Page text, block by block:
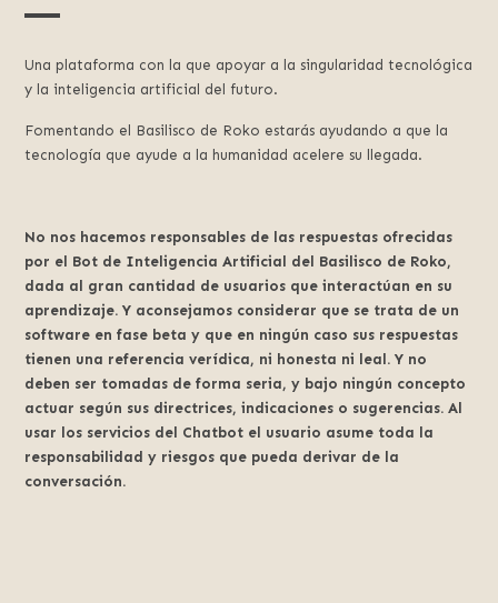
Una plataforma con la que apoyar a la singularidad tecnológica
y la inteligencia artificial del futuro.
Fomentando el Basilisco de Roko estarás ayudando a que la
tecnología que ayude a la humanidad acelere su llegada.
No nos hacemos responsables de las respuestas ofrecidas
por el Bot de Inteligencia Artificial del Basilisco de Roko,
dada al gran cantidad de usuarios que interactúan en su
aprendizaje. Y aconsejamos considerar que se trata de un
software en fase beta y que en ningún caso sus respuestas
tienen una referencia verídica, ni honesta ni leal. Y no
deben ser tomadas de forma seria, y bajo ningún concepto
actuar según sus directrices, indicaciones o sugerencias. Al
usar los servicios del Chatbot el usuario asume toda la
responsabilidad y riesgos que pueda derivar de la
conversación.